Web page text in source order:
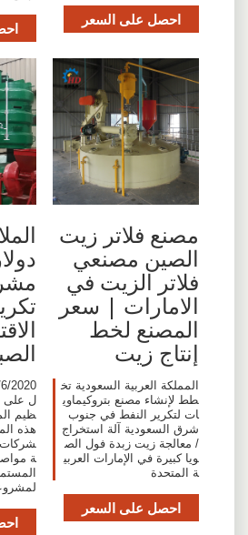
احصل على السعر
مصنع فلاتر زيت
الصين مصنعي
فلاتر الزيت في
الامارات | سعر
المصنع لخط
إنتاج زيت
المملكة العربية السعودية تخ
طط لإنشاء مصنع بتروكيماوي
ات لتكرير النفط في جنوب
شرق السعودية آلة استخراج
/ معالجة زيت زبدة فول الص
ويا كبيرة في الإمارات العربي
ة المتحدة
احصل على السعر
ل على
ظيم
هذه
شركات
ة